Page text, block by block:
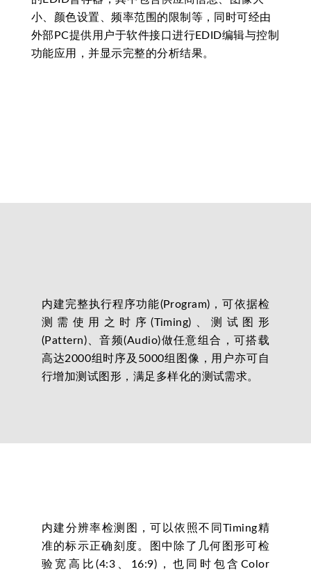
小、颜色设置、频率范围的限制等，同时可经由
外部PC提供用户于软件接口进行EDID编辑与控制
功能应用，并显示完整的分析结果。
内建完整执行程序功能(Program)，可依据检
测需使用之时序(Timing)、测试图形
(Pattern)、音频(Audio)做任意组合，可搭载
高达2000组时序及5000组图像，用户亦可自
行增加测试图形，满足多样化的测试需求。
内建分辨率检测图，可以依照不同Timing精
准的标示正确刻度。图中除了几何图形可检
验宽高比(4:3、16:9)，也同时包含Color